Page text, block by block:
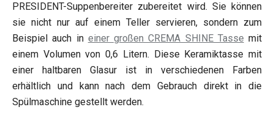
PRESIDENT-Suppenbereiter zubereitet wird. Sie können
sie nicht nur auf einem Teller servieren, sondern zum
Beispiel auch in einer großen CREMA SHINE Tasse mit
einem Volumen von 0,6 Litern. Diese Keramiktasse mit
einer haltbaren Glasur ist in verschiedenen Farben
erhältlich und kann nach dem Gebrauch direkt in die
Spülmaschine gestellt werden.